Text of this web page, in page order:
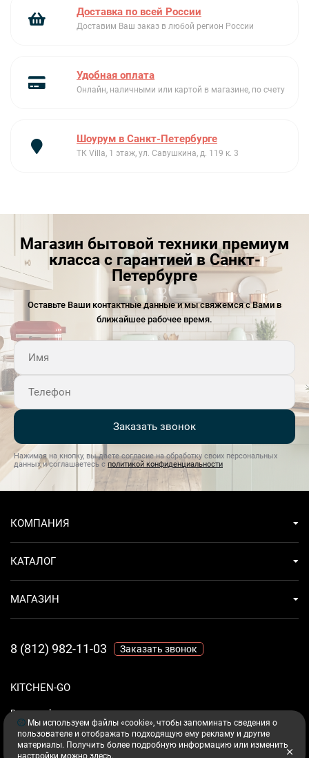
Доставка по всей России
Доставим Ваш заказ в любой регион России
Удобная оплата
Онлайн, наличными или картой в магазине, по счету
Шоурум в Санкт-Петербурге
ТК Villa, 1 этаж, ул. Савушкина, д. 119 к. 3
Магазин бытовой техники премиум
класса с гарантией в Санкт-
Петербурге
Оставьте Ваши контактные данные и мы свяжемся с Вами в
ближайшее рабочее время.
Заказать звонок
Нажимая на кнопку, вы даете согласие на обработку своих персональных
данных и соглашаетесь с политикой конфиденциальности
KITCHEN-GO
Ваш комфорт - дело техники.
КОМПАНИЯ
КАТАЛОГ
МАГАЗИН
8 (812) 982-11-03 Заказать звонок
Мы используем файлы «cookie», чтобы запоминать сведения о
пользователе и отображать подходящую ему рекламу и другие
материалы. Получить более подробную информацию или изменить
настройки можно здесь.